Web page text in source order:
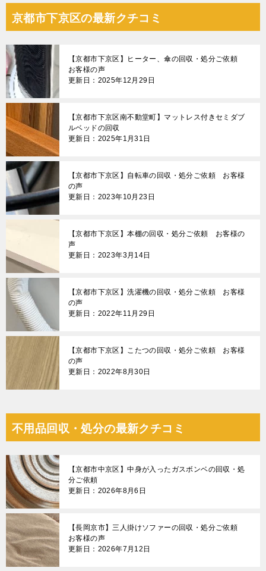
京都市下京区の最新クチコミ
【京都市下京区】ヒーター、傘の回収・処分ご依頼
お客様の声
更新日：2025年12月29日
【京都市下京区南不動堂町】マットレス付きセミダブ
ルベッドの回収
更新日：2025年1月31日
【京都市下京区】自転車の回収・処分ご依頼 お客様
の声
更新日：2023年10月23日
【京都市下京区】本棚の回収・処分ご依頼 お客様の
声
更新日：2023年3月14日
【京都市下京区】洗濯機の回収・処分ご依頼 お客様
の声
更新日：2022年11月29日
【京都市下京区】こたつの回収・処分ご依頼 お客様
の声
更新日：2022年8月30日
不用品回収・処分の最新クチコミ
【京都市中京区】中身が入ったガスボンベの回収・処
分ご依頼
更新日：2026年8月6日
【長岡京市】三人掛けソファーの回収・処分ご依頼
お客様の声
更新日：2026年7月12日